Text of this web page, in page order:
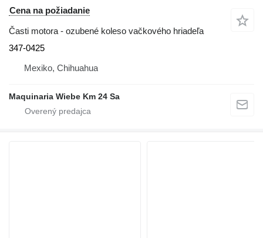
Cena na požiadanie
Časti motora - ozubené koleso vačkového hriadeľa
347-0425
Mexiko, Chihuahua
Maquinaria Wiebe Km 24 Sa